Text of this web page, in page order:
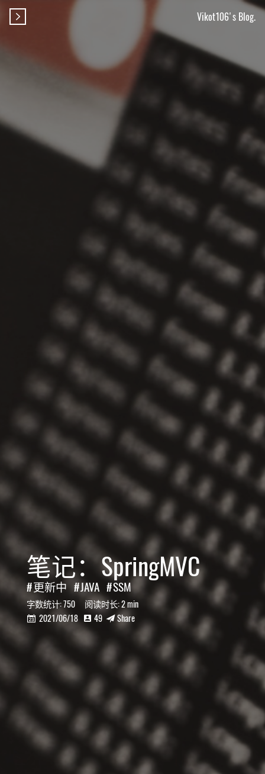
 Vikot106's Blog.
笔记：SpringMVC
更新中 JAVA SSM
字数统计:750 阅读时长:2 min
 2021/06/18  49 Share